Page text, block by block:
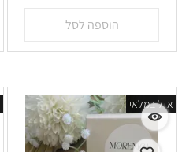
הוספה לסל
אזל במלאי